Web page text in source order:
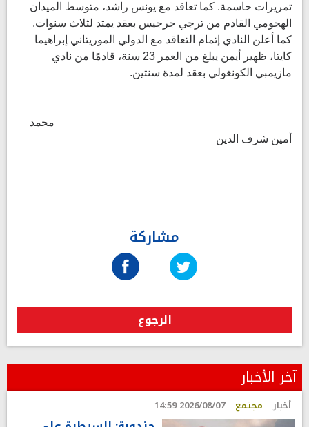
تمريرات حاسمة. كما تعاقد مع يونس راشد، متوسط الميدان
الهجومي القادم من ترجي جرجيس بعقد يمتد لثلاث سنوات.
كما أعلن النادي إتمام التعاقد مع الدولي الموريتاني إبراهيما
كايتا، ظهير أيمن يبلغ من العمر 23 سنة، قادمًا من نادي
مازيمبي الكونغولي بعقد لمدة سنتين.
محمد
أمين شرف الدين
مشاركة
الرجوع
آخر الأخبار
أخبار مجتمع 2026/08/07 14:59